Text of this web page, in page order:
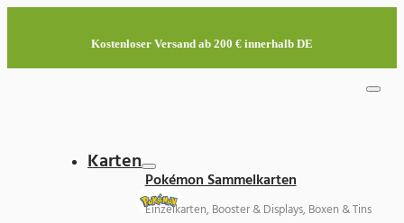
Kostenloser Versand ab 200 € innerhalb DE
Karten
Pokémon Sammelkarten
Einzelkarten, Booster & Displays, Boxen & Tins